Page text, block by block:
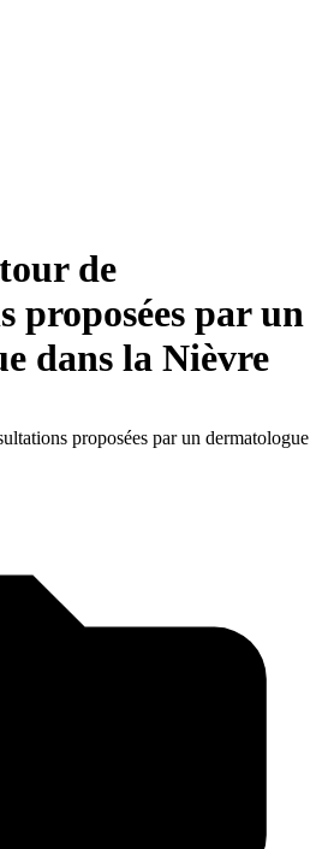
de
proposées par un
dans la Nièvre